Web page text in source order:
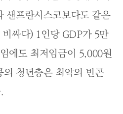
샌프란시스코보다도 같은
싸다) 1인당 GDP가 5만
에도 최저임금이 5,000원
청년층은 최악의 빈곤